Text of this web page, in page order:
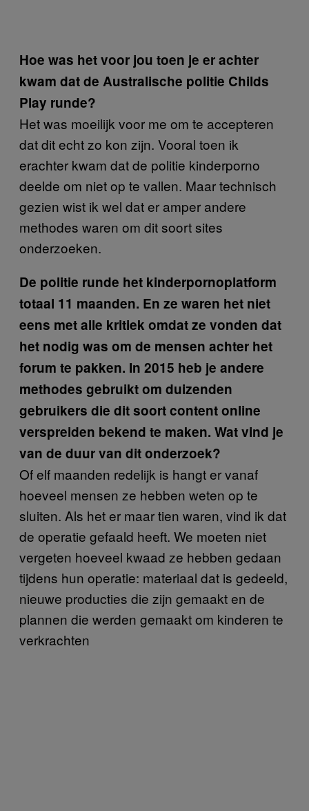
Hoe was het voor jou toen je er achter
kwam dat de Australische politie Childs
Play runde?
Het was moeilijk voor me om te accepteren
dat dit echt zo kon zijn. Vooral toen ik
erachter kwam dat de politie kinderporno
deelde om niet op te vallen. Maar technisch
gezien wist ik wel dat er amper andere
methodes waren om dit soort sites
onderzoeken.
De politie runde het kinderpornoplatform
totaal 11 maanden. En ze waren het niet
eens met alle kritiek omdat ze vonden dat
het nodig was om de mensen achter het
forum te pakken. In 2015 heb je andere
methodes gebruikt om duizenden
gebruikers die dit soort content online
verspreiden bekend te maken. Wat vind je
van de duur van dit onderzoek?
Of elf maanden redelijk is hangt er vanaf
hoeveel mensen ze hebben weten op te
sluiten. Als het er maar tien waren, vind ik dat
de operatie gefaald heeft. We moeten niet
vergeten hoeveel kwaad ze hebben gedaan
tijdens hun operatie: materiaal dat is gedeeld,
nieuwe producties die zijn gemaakt en de
plannen die werden gemaakt om kinderen te
verkrachten